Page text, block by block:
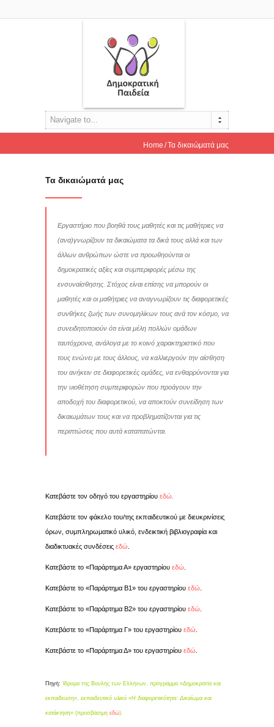
Navigate to...
Home Τα δικαιώματά μας
Τα δικαιώματά μας
Εργαστήριο που βοηθά τους μαθητές και τις μαθήτριες να
(ανα)γνωρίζουν τα δικαιώματα τα δικά τους αλλά και των
άλλων ανθρώπων ώστε να προωθηούνται οι
δημοκρατικές αξίες και συμπεριφορές μέσω της
ενσυναίσθησης. Στόχος είναι επίσης να μπορούν οι
μαθητές και οι μαθήτριες να αναγνωρίζουν τις διαφορετικές
συνθήκες ζωής των συνομηλίκων τους ανά τον κόσμο, να
συνειδητοποιούν ότι είναι μέλη πολλών ομάδων
ταυτόχρονα, ανάλογα με το κοινό χαρακτηριστικό που
τους ενώνει με τους άλλους, να καλλιεργούν την αίσθηση
του ανήκειν σε διαφορετικές ομάδες, να ενθαρρύνονται για
την υιοθέτηση συμπεριφορών που προάγουν την
αποδοχή του διαφορετικού, να αποκτούν συνείδηση των
δικαιωμάτων τους και να προβληματίζονται για τις
περιπτώσεις που αυτά καταπατώνται.
Κατεβάστε τον οδηγό του εργαστηρίου εδώ
Κατεβάστε τον φάκελο του/της εκπαιδευτικού με διευκρινίσεις
όρων, συμπληρωματικό υλικό, ενδεικτική βιβλιογραφία και
διαδικτυακές συνδέσεις εδώ
Κατεβάστε το «Παράρτημα Α» εργαστηρίου εδώ
Κατεβάστε το «Παράρτημα Β1» του εργαστηρίου εδώ
Κατεβάστε το «Παράρτημα Β2» του εργαστηρίου εδώ
Κατεβάστε το «Παράρτημα Γ» του εργαστηρίου εδώ
Κατεβάστε το «Παράρτημα Δ» του εργαστηρίου εδώ
Πηγή: Ίδρυμα της Βουλής των Ελλήνων, πρόγραμμα «Δημοκρατία και
εκπαίδευση», εκπαιδευτικό υλικό «Η διαφορετικότητα: Δικαίωμα και
κατάκτηση» (προσβάσιμη εδώ).